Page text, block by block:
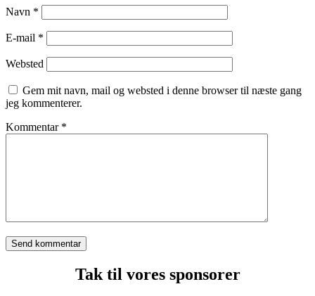
Navn *
E-mail *
Websted
Gem mit navn, mail og websted i denne browser til næste gang
jeg kommenterer.
Kommentar *
Tak til vores sponsorer